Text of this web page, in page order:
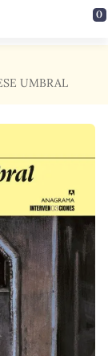
0
UMBRAL